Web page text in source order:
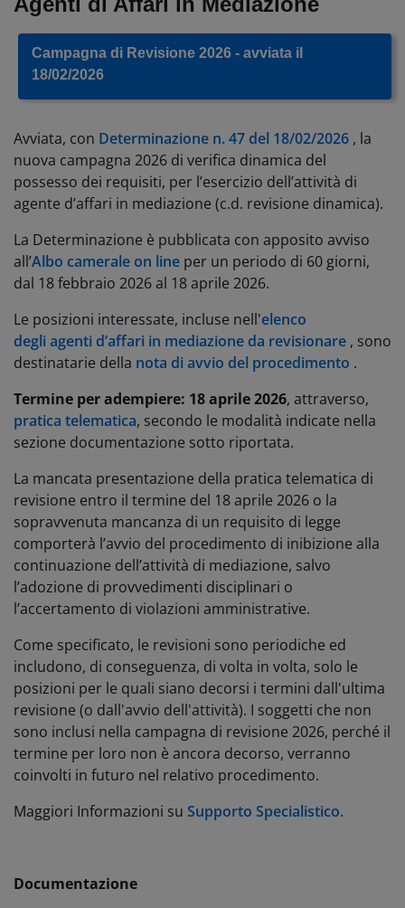
Campagna di Revisione 2026 - avviata il
18/02/2026
Avviata, con Determinazione n. 47 del 18/02/2026 , la
nuova campagna 2026 di verifica dinamica del
possesso dei requisiti, per l’esercizio dell’attività di
agente d’affari in mediazione (c.d. revisione dinamica).
La Determinazione è pubblicata con apposito avviso
all’Albo camerale on line per un periodo di 60 giorni,
dal 18 febbraio 2026 al 18 aprile 2026.
Le posizioni interessate, incluse nell'elenco
degli agenti d’affari in mediazione da revisionare , sono
destinatarie della nota di avvio del procedimento .
Termine per adempiere: 18 aprile 2026, attraverso,
pratica telematica, secondo le modalità indicate nella
sezione documentazione sotto riportata.
La mancata presentazione della pratica telematica di
revisione entro il termine del 18 aprile 2026 o la
sopravvenuta mancanza di un requisito di legge
comporterà l’avvio del procedimento di inibizione alla
continuazione dell’attività di mediazione, salvo
l’adozione di provvedimenti disciplinari o
l’accertamento di violazioni amministrative.
Come specificato, le revisioni sono periodiche ed
includono, di conseguenza, di volta in volta, solo le
posizioni per le quali siano decorsi i termini dall'ultima
revisione (o dall'avvio dell'attività). I soggetti che non
sono inclusi nella campagna di revisione 2026, perché il
termine per loro non è ancora decorso, verranno
coinvolti in futuro nel relativo procedimento.
Maggiori Informazioni su Supporto Specialistico.
Documentazione